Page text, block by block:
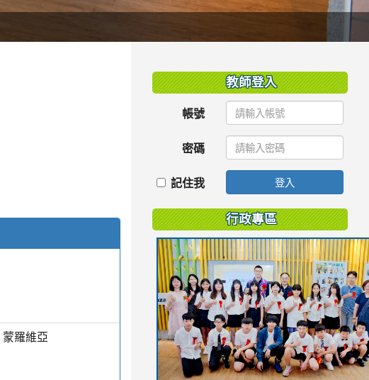
羅維亞
教師登入
帳號
密碼
記住我 登入
行政專區